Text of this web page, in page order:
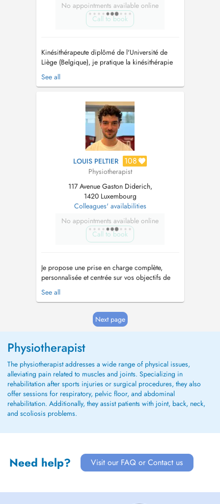
No appointments available online
Call to book
Kinésithérapeute diplômé de l'Université de
Liège (Belgique), je pratique la kinésithérapie
générale au sein du nouveau cabinet NovaCare
Center. Passionné par le sport, je suis en cours
Paris. Merci de prendre rendez-vous selon les
créneaux proposés. ...
See all
LOUIS PELTIER 108
Physiotherapist
117 Avenue Gaston Diderich,
1420 Luxembourg
Colleagues' availabilities
No appointments available online
Call to book
Je propose une prise en charge complète,
personnalisée et centrée sur vos objectifs de
santé, que vous soyez sportif, actif ou
sédentaire. Mon approche repose sur lécoute,
récentes de la recherche scientifique. Je vous
accompagne dans la gestion de vos ...
See all
Next page
Physiotherapist
The physiotherapist addresses a wide range of physical issues,
alleviating pain related to muscles and joints. Specializing in
rehabilitation after sports injuries or surgical procedures, they also
offer sessions for respiratory, pelvic floor, and abdominal
rehabilitation. Additionally, they assist patients with joint, back, neck,
and scoliosis problems.
Need help? Visit our FAQ or Contact us